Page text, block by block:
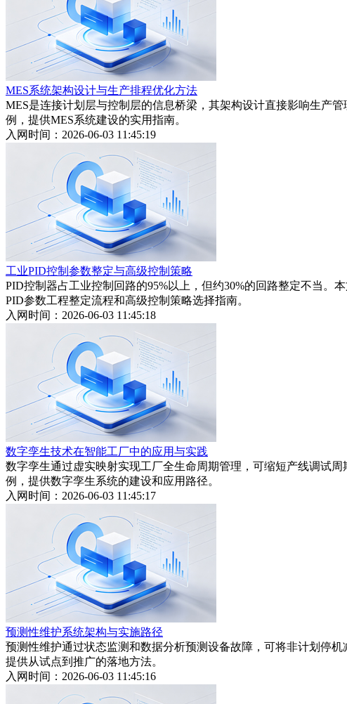
MES系统架构设计与生产排程优化方法
MES是连接计划层与控制层的信息桥梁，其架构设计直接影响生产
例，提供MES系统建设的实用指南。
入网时间：2026-06-03 11:45:19
工业PID控制参数整定与高级控制策略
PID控制器占工业控制回路的95%以上，但约30%的回路整定不当
PID参数工程整定流程和高级控制策略选择指南。
入网时间：2026-06-03 11:45:18
数字孪生技术在智能工厂中的应用与实践
数字孪生通过虚实映射实现工厂全生命周期管理，可缩短产线调试
例，提供数字孪生系统的建设和应用路径。
入网时间：2026-06-03 11:45:17
预测性维护系统架构与实施路径
预测性维护通过状态监测和数据分析预测设备故障，可将非计划停
提供从试点到推广的落地方法。
入网时间：2026-06-03 11:45:16